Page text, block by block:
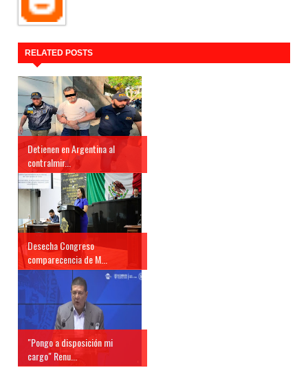
RELATED POSTS
Detienen en Argentina al
contralmir...
Desecha Congreso
comparecencia de M...
"Pongo a disposición mi
cargo" Renu...